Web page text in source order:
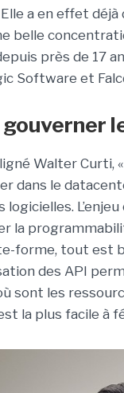
a en effet
belle
près de 17
Software et
gouverner
Walter
dans le
logicielles.
la
forme, tout est
des API
sont les
la plus facile à